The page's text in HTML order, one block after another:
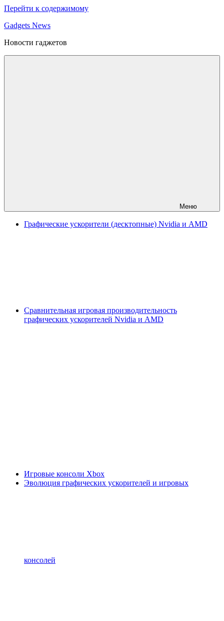
Перейти к содержимому
Gadgets News
Новости гаджетов
Меню
Графические ускорители (десктопные) Nvidia и AMD
Сравнительная игровая производительность
графических ускорителей Nvidia и AMD
Игровые консоли Xbox
Эволюция графических ускорителей и игровых
консолей